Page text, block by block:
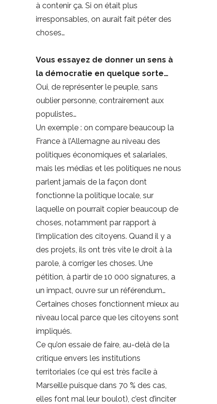
à contenir ça. Si on était plus
irresponsables, on aurait fait péter des
choses…
Vous essayez de donner un sens à
la démocratie en quelque sorte…
Oui, de représenter le peuple, sans
oublier personne, contrairement aux
populistes…
Un exemple : on compare beaucoup la
France à l’Allemagne au niveau des
politiques économiques et salariales,
mais les médias et les politiques ne nous
parlent jamais de la façon dont
fonctionne la politique locale, sur
laquelle on pourrait copier beaucoup de
choses, notamment par rapport à
l’implication des citoyens. Quand il y a
des projets, ils ont très vite le droit à la
parole, à corriger les choses. Une
pétition, à partir de 10 000 signatures, a
un impact, ouvre sur un référendum…
Certaines choses fonctionnent mieux au
niveau local parce que les citoyens sont
impliqués.
Ce qu’on essaie de faire, au-delà de la
critique envers les institutions
territoriales (ce qui est très facile à
Marseille puisque dans 70 % des cas,
elles font mal leur boulot), c’est d’inciter